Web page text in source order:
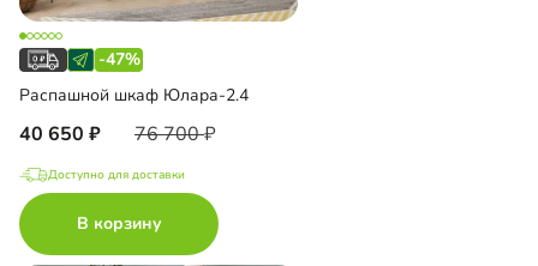
-47%
Распашной шкаф Юлара-2.4
40 650 76 700
Доступно для доставки
В корзину